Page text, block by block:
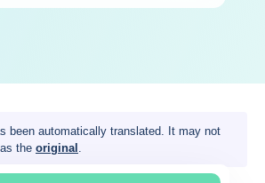
been automatically translated. It may not
the original .